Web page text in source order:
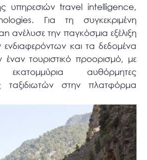
υπηρεσιών travel intelligence,
Για τη συγκεκριμένη
ανέλυσε την παγκόσμια εξέλιξη
ενδιαφερόντων και τα δεδομένα
τουριστικό προορισμό, με
αυθόρμητες
ταξιδιωτών στην πλατφόρμα